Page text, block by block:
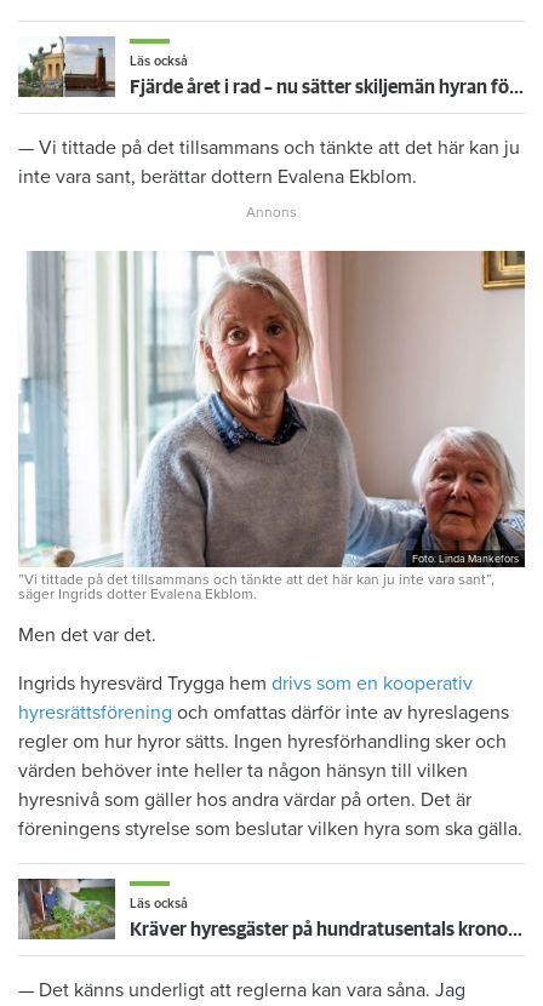
Läs också
Fjärde året i rad – nu sätter skiljemän hyran för 172 000 hushåll
— Vi tittade på det tillsammans och tänkte att det här kan ju
inte vara sant, berättar dottern Evalena Ekblom.
Foto: Linda Mankefors
”Vi tittade på det tillsammans och tänkte att det här kan ju inte vara sant”,
säger Ingrids dotter Evalena Ekblom.
Men det var det.
Ingrids hyresvärd Trygga hem drivs som en kooperativ
hyresrättsförening och omfattas därför inte av hyreslagens
regler om hur hyror sätts. Ingen hyresförhandling sker och
värden behöver inte heller ta någon hänsyn till vilken
hyresnivå som gäller hos andra värdar på orten. Det är
föreningens styrelse som beslutar vilken hyra som ska gälla.
Läs också
Kräver hyresgäster på hundratusentals kronor i hyreshöjning – bakåt i tiden: "Den har varit orimligt låg i många år"
— Det känns underligt att reglerna kan vara såna. Jag